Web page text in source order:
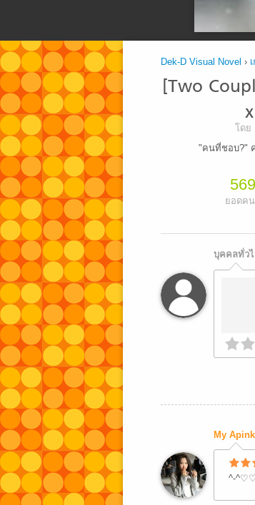
Dek-D Visual Novel ›
[Two
โดย
"คนที่ชอบ?" คุ
569
ยอดค
บุคคลทั่ว
My
^-